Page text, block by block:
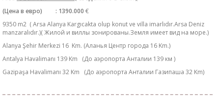
(Цена в евро) : 1390.000 €
9350 m2 ( Arsa Alanya Kargıcakta olup konut ve villa imarlıdır.Arsa Deniz
manzaralıdır.)( Жилой и виллы зонированы.Земля имеет вид на море.)
Alanya Şehir Merkezi 16 Km. (Аланья Центр города 16 Km.)
Antalya Havalimanı 139 Km (До аэропорта Анталии 139 км )
Gazipaşa Havalimanı 32 Km (До аэропорта Анталии Газипаша 32 Km)